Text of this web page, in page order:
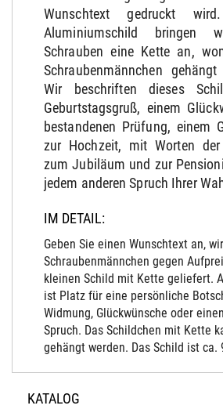
Wunschtext gedruckt
Aluminiumschild bringen
Schrauben eine Kette an,
Schraubenmännchen
Wir beschriften dieses
Geburtstagsgruß, einem
bestandenen Prüfung, einem
zur Hochzeit, mit Worten der
zum Jubiläum und zur
jedem anderen Spruch Ihrer
IM DETAIL:
Geben Sie einen Wunschtext an,
Schraubenmännchen gegen
kleinen Schild mit Kette geliefert.
ist Platz für eine persönliche
Widmung, Glückwünsche oder
Spruch. Das Schildchen mit Kette
gehängt werden. Das Schild ist ca.
KATALOG